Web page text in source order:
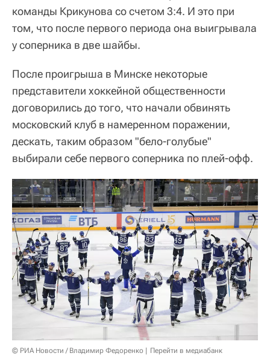
команды Крикунова со счетом 3:4. И это при
том, что после первого периода она выигрывала
у соперника в две шайбы.
После проигрыша в Минске некоторые
представители хоккейной общественности
договорились до того, что начали обвинять
московский клуб в намеренном поражении,
дескать, таким образом "бело-голубые"
выбирали себе первого соперника по плей-офф.
© РИА Новости / Владимир Федоренко
Перейти в медиабанк